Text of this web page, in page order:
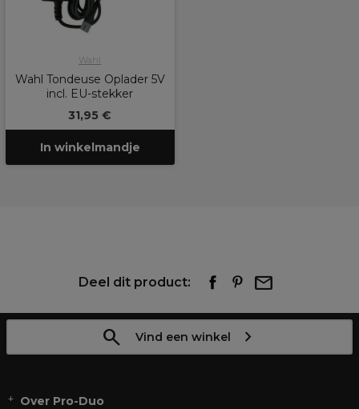
Wahl
Wahl Tondeuse Oplader 5V
incl. EU-stekker
31,95 €
In winkelmandje
Deel dit product:
Vind een winkel
Over Pro-Duo